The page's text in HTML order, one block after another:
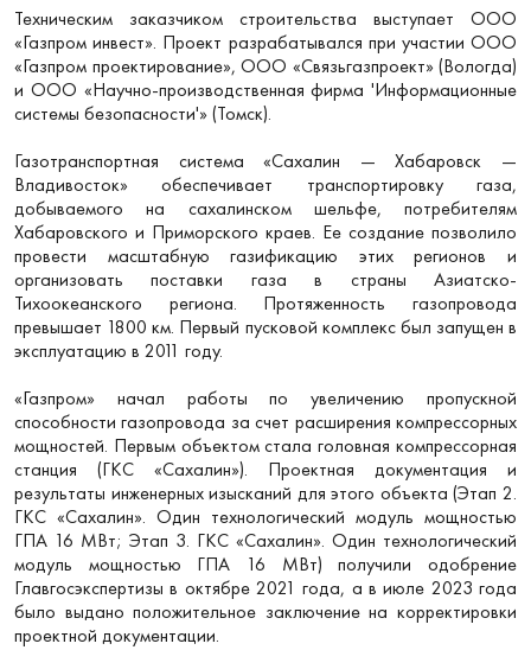
Техническим заказчиком строительства выступает ООО
«Газпром инвест». Проект разрабатывался при участии ООО
«Газпром проектирование», ООО «Связьгазпроект» (Вологда)
и ООО «Научно-производственная фирма 'Информационные
системы безопасности'» (Томск).
Газотранспортная система «Сахалин — Хабаровск —
Владивосток» обеспечивает транспортировку газа,
добываемого на сахалинском шельфе, потребителям
Хабаровского и Приморского краев. Ее создание позволило
провести масштабную газификацию этих регионов и
организовать поставки газа в страны Азиатско-
Тихоокеанского региона. Протяженность газопровода
превышает 1800 км. Первый пусковой комплекс был запущен в
эксплуатацию в 2011 году.
«Газпром» начал работы по увеличению пропускной
способности газопровода за счет расширения компрессорных
мощностей. Первым объектом стала головная компрессорная
станция (ГКС «Сахалин»). Проектная документация и
результаты инженерных изысканий для этого объекта (Этап 2.
ГКС «Сахалин». Один технологический модуль мощностью
ГПА 16 МВт; Этап 3. ГКС «Сахалин». Один технологический
модуль мощностью ГПА 16 МВт) получили одобрение
Главгосэкспертизы в октябре 2021 года, а в июле 2023 года
было выдано положительное заключение на корректировки
проектной документации.